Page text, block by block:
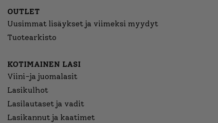
OUTLET
Uusimmat lisäykset ja viimeksi myydyt
Tuotearkisto
KOTIMAINEN LASI
Viini-ja juomalasit
Lasikulhot
Lasilautaset ja vadit
Lasikannut ja kaatimet